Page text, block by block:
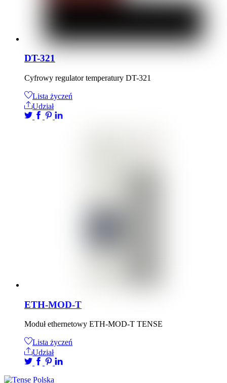
DT-321
Cyfrowy regulator temperatury DT-321
Lista życzeń
Udział
ETH-MOD-T
Moduł ethernetowy ETH-MOD-T TENSE
Lista życzeń
Udział